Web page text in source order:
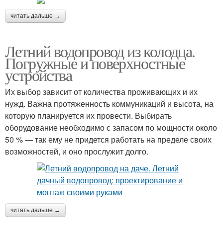
читать дальше →
Летний водопровод из колодца.
Погружные и поверхностные
устройства
Их выбор зависит от количества проживающих и их
нужд. Важна протяженность коммуникаций и высота, на
которую планируется их провести. Выбирать
оборудование необходимо с запасом по мощности около
50 % — так ему не придется работать на пределе своих
возможностей, и оно прослужит долго.
читать дальше →